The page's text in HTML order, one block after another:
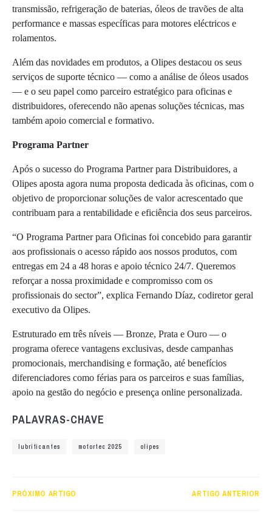
transmissão, refrigeração de baterias, óleos de travões de alta
performance e massas específicas para motores eléctricos e
rolamentos.
Além das novidades em produtos, a Olipes destacou os seus
serviços de suporte técnico — como a análise de óleos usados
— e o seu papel como parceiro estratégico para oficinas e
distribuidores, oferecendo não apenas soluções técnicas, mas
também apoio comercial e formativo.
Programa Partner
Após o sucesso do Programa Partner para Distribuidores, a
Olipes aposta agora numa proposta dedicada às oficinas, com o
objetivo de proporcionar soluções de valor acrescentado que
contribuam para a rentabilidade e eficiência dos seus parceiros.
“O Programa Partner para Oficinas foi concebido para garantir
aos profissionais o acesso rápido aos nossos produtos, com
entregas em 24 a 48 horas e apoio técnico 24/7. Queremos
reforçar a nossa proximidade e compromisso com os
profissionais do sector”, explica Fernando Díaz, codiretor geral
executivo da Olipes.
Estruturado em três níveis — Bronze, Prata e Ouro — o
programa oferece vantagens exclusivas, desde campanhas
promocionais, merchandising e formação, até benefícios
diferenciadores como férias para os parceiros e suas famílias,
apoio na gestão do negócio e presença online personalizada.
PALAVRAS-CHAVE
lubrificantes motortec 2025 olipes
PRÓXIMO ARTIGO ARTIGO ANTERIOR